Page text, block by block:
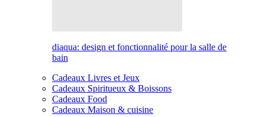
diaqua: design et fonctionnalité pour la salle de
bain
Cadeaux Livres et Jeux
Cadeaux Spiritueux & Boissons
Cadeaux Food
Cadeaux Maison & cuisine